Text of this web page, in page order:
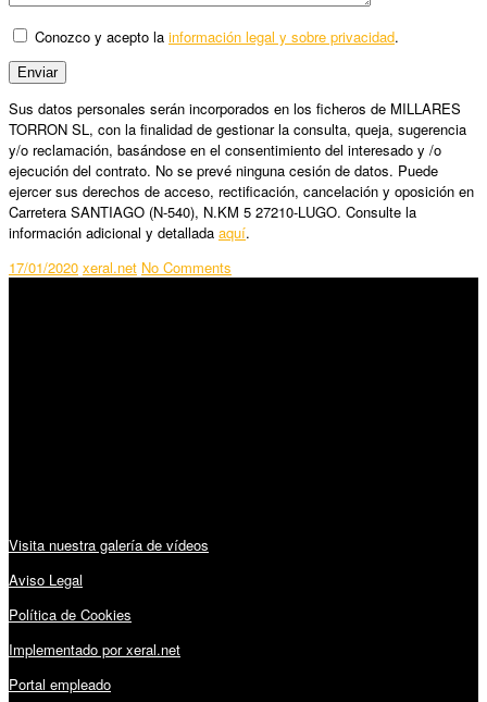
Conozco y acepto la información legal y sobre privacidad.
Sus datos personales serán incorporados en los ficheros de MILLARES
TORRON SL, con la finalidad de gestionar la consulta, queja, sugerencia
y/o reclamación, basándose en el consentimiento del interesado y /o
ejecución del contrato. No se prevé ninguna cesión de datos. Puede
ejercer sus derechos de acceso, rectificación, cancelación y oposición en
Carretera SANTIAGO (N-540), N.KM 5 27210-LUGO. Consulte la
información adicional y detallada aquí.
17/01/2020 xeral.net No Comments
Visita nuestra galería de vídeos
Aviso Legal
Política de Cookies
Implementado por xeral.net
Portal empleado